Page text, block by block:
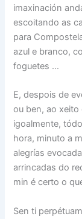
imaxinación
escoitando as
para
azul e branco,
foguetes …
E, despois de
ou ben, ao xeito
igoalmente,
hora, minuto a
alegrías
arrincadas do
min é certo o
Sen ti